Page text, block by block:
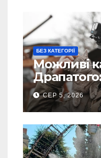
БЕЗ КАТЕГОРІЇ
Можливі
посаду у
СЕР 5, 2026